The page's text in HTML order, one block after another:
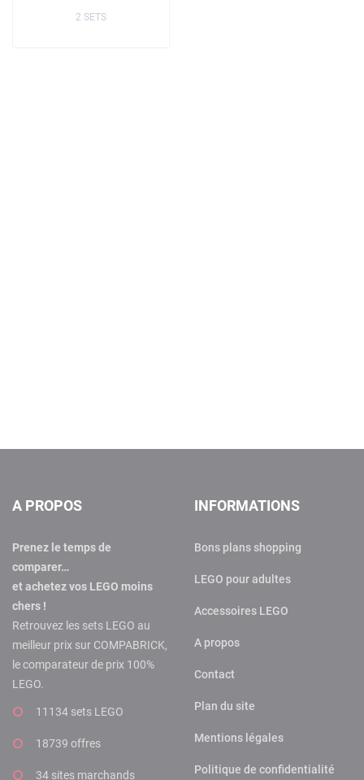
2 SETS
A PROPOS
Prenez le temps de
comparer…
et achetez vos LEGO moins
chers !
Retrouvez les sets LEGO au
meilleur prix sur COMPABRICK,
le comparateur de prix 100%
LEGO.
11134 sets LEGO
18739 offres
34 sites marchands
INFORMATIONS
Bons plans shopping
LEGO pour adultes
Accessoires LEGO
A propos
Contact
Plan du site
Mentions légales
Politique de confidentialité